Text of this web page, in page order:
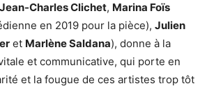
Jean-Charles Clichet, Marina Foïs
en 2019 pour la pièce), Julien
et Marlène Saldana), donne à la
et communicative, qui porte en
et la fougue de ces artistes trop tôt